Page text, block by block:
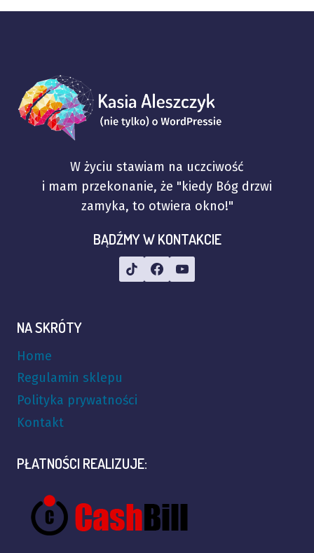
W życiu stawiam na uczciwość
i mam przekonanie, że "kiedy Bóg drzwi
zamyka, to otwiera okno!"
BĄDŹMY W KONTAKCIE
NA SKRÓTY
Home
Regulamin sklepu
Polityka prywatności
Kontakt
PŁATNOŚCI REALIZUJE: